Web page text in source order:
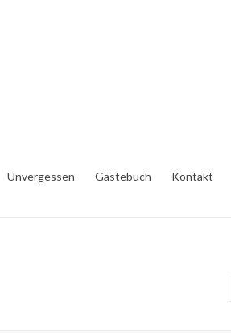
Unvergessen Gästebuch Kontakt